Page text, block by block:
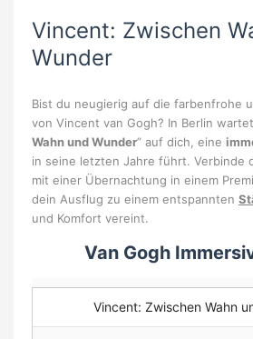
Vincent: Zwischen
Wunder
Bist du neugierig auf die farbenfrohe
von Vincent van Gogh? In Berlin
Wahn und Wunder” auf dich, eine
in seine letzten Jahre führt. Verbinde
mit einer Übernachtung in einem
dein Ausflug zu einem entspannten
und Komfort vereint.
Van Gogh
Vincent: Zwischen Wahn